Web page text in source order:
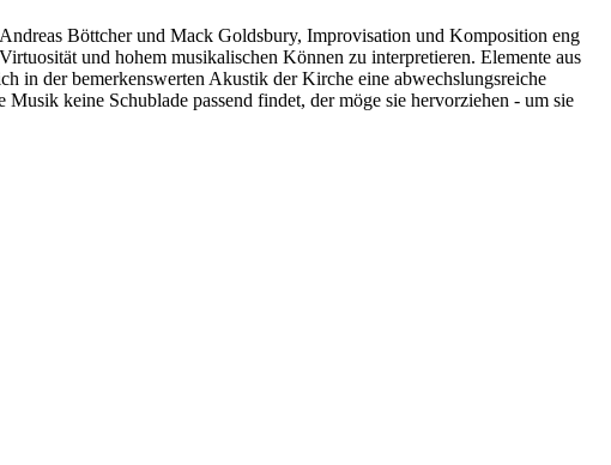
Böttcher und Mack Goldsbury, Improvisation und Komposition eng
und hohem musikalischen Können zu interpretieren. Elemente aus
in der bemerkenswerten Akustik der Kirche eine abwechslungsreiche
keine Schublade passend findet, der möge sie hervorziehen - um sie